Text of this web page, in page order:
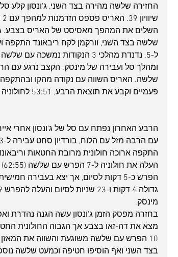
החזירה שלשה מהירה בצד השני, ג'ונסון קלע
השלים את המהפך מאסיסט של האריס בצבע.
שלשה בצד השני, וורקמן לקח ריבאונד התקפה
ל-5. נדנדת מהלכי 3 הנקודות
ומהלך סל ועבירה של מינסק. הקצב נרגע עם
שלשה. האריס השווה עם נקודה מהקו
פעמיים וקבע את תוצאת הרבע, 53:51 לחולוניה בסוף הרבע השלישי.
הרבע האחרון נפתח עם סל של ג'ונסון אחרי
התקפה ארוכה חולונית מרובת החטאות
הפרש כ-5 דקות לסיום, אך יצא בעבירה
מינסק.
בחזרה מפסק הזמן ג'ונסון עשה הגנה נהדרת
10 הפרש עם שלשה משוגעת והשווה את
בצד השני ואף הוסיפו חטיפה וכמעט שלשה